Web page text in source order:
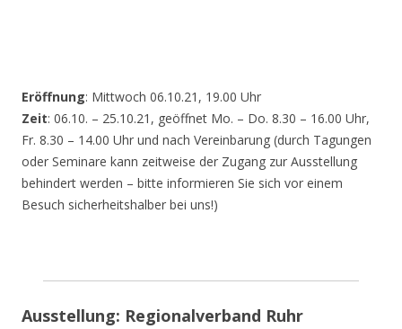
Eröffnung: Mittwoch 06.10.21, 19.00 Uhr
Zeit: 06.10. – 25.10.21, geöffnet Mo. – Do. 8.30 – 16.00 Uhr,
Fr. 8.30 – 14.00 Uhr und nach Vereinbarung (durch Tagungen
oder Seminare kann zeitweise der Zugang zur Ausstellung
behindert werden – bitte informieren Sie sich vor einem
Besuch sicherheitshalber bei uns!)
Ausstellung: Regionalverband Ruhr